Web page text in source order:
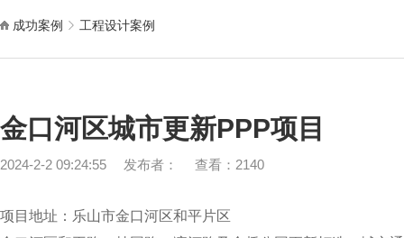
成功案例 工程设计案例
金口河区城市更新PPP项目
2024-2-2 09:24:55 发布者： 查看：2140
项目地址：乐山市金口河区和平片区